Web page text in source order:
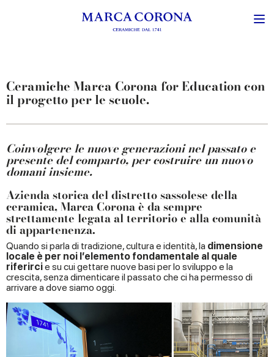
Ceramiche Marca Corona for Education con
il progetto per le scuole.
Coinvolgere le nuove generazioni nel passato e
presente del comparto, per costruire un nuovo
domani insieme.
Azienda storica del distretto sassolese della
ceramica, Marca Corona è da sempre
strettamente legata alterritorioe allacomunità
di appartenenza.
Quando si parla di tradizione, cultura e identità, la dimensione
locale è per noi l’elemento fondamentale al quale
riferircie su cui gettare nuove basi per lo sviluppo e la
crescita, senza dimenticare il passato che ci ha permesso di
arrivare a dove siamo oggi.